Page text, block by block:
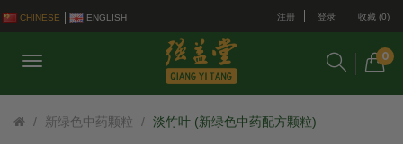
CHINESE ENGLISH 注册 登录 收藏 (0)
0
新绿色中药颗粒 淡竹叶 (新绿色中药配方颗粒)